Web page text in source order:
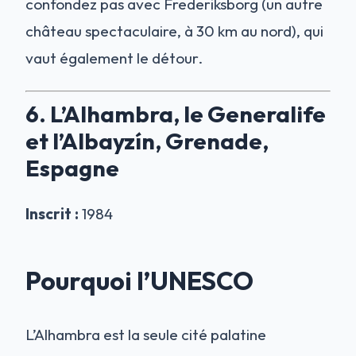
confondez pas avec Frederiksborg (un autre
château spectaculaire, à 30 km au nord), qui
vaut également le détour.
6. L’Alhambra, le Generalife
et l’Albayzín, Grenade,
Espagne
Inscrit : 1984
Pourquoi l’UNESCO
L’Alhambra est la seule cité palatine